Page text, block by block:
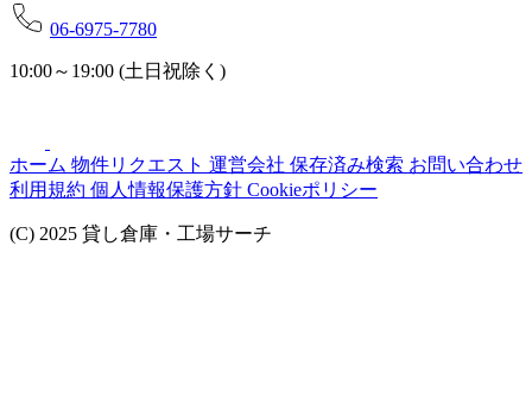
06-6975-7780
10:00～19:00 (土日祝除く)
ホーム 物件リクエスト 運営会社 保存済み検索 お問い合わせ
利用規約 個人情報保護方針 Cookieポリシー
(C) 2025 貸し倉庫・工場サーチ